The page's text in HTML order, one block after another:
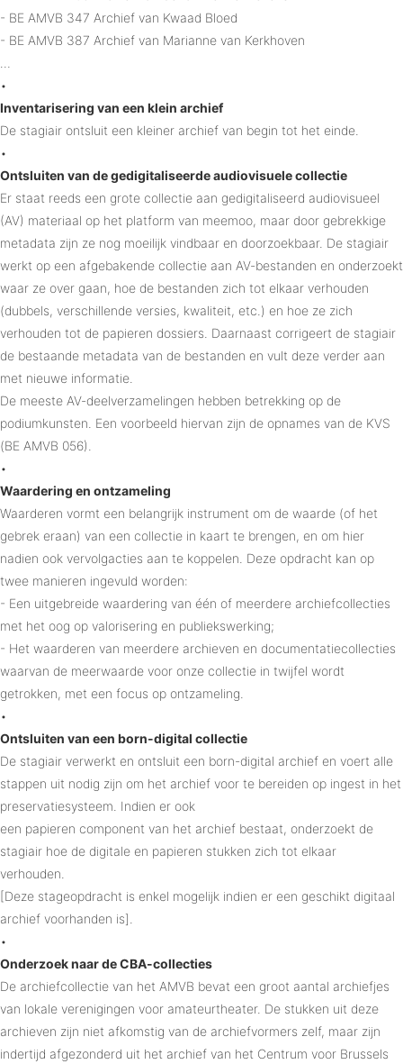
- BE AMVB 347 Archief van Kwaad Bloed
- BE AMVB 387 Archief van Marianne van Kerkhoven
•
Inventarisering van een klein archief
De stagiair ontsluit een kleiner archief van begin tot het einde.
•
Ontsluiten van de gedigitaliseerde audiovisuele collectie
Er staat reeds een grote collectie aan gedigitaliseerd audiovisueel
(AV) materiaal op het platform van meemoo, maar door gebrekkige
metadata zijn ze nog moeilijk vindbaar en doorzoekbaar. De stagiair
werkt op een afgebakende collectie aan AV-bestanden en onderzoekt
waar ze over gaan, hoe de bestanden zich tot elkaar verhouden
(dubbels, verschillende versies, kwaliteit, etc.) en hoe ze zich
verhouden tot de papieren dossiers. Daarnaast corrigeert de stagiair
de bestaande metadata van de bestanden en vult deze verder aan
met nieuwe informatie.
De meeste AV-deelverzamelingen hebben betrekking op de
podiumkunsten. Een voorbeeld hiervan zijn de opnames van de KVS
(BE AMVB 056).
•
Waardering en ontzameling
Waarderen vormt een belangrijk instrument om de waarde (of het
gebrek eraan) van een collectie in kaart te brengen, en om hier
nadien ook vervolgacties aan te koppelen. Deze opdracht kan op
twee manieren ingevuld worden:
- Een uitgebreide waardering van één of meerdere archiefcollecties
met het oog op valorisering en publiekswerking;
- Het waarderen van meerdere archieven en documentatiecollecties
waarvan de meerwaarde voor onze collectie in twijfel wordt
getrokken, met een focus op ontzameling.
•
Ontsluiten van een born-digital collectie
De stagiair verwerkt en ontsluit een born-digital archief en voert alle
stappen uit nodig zijn om het archief voor te bereiden op ingest in het
preservatiesysteem. Indien er ook
een papieren component van het archief bestaat, onderzoekt de
stagiair hoe de digitale en papieren stukken zich tot elkaar
verhouden.
[Deze stageopdracht is enkel mogelijk indien er een geschikt digitaal
archief voorhanden is].
•
Onderzoek naar de CBA-collecties
De archiefcollectie van het AMVB bevat een groot aantal archiefjes
van lokale verenigingen voor amateurtheater. De stukken uit deze
archieven zijn niet afkomstig van de archiefvormers zelf, maar zijn
indertijd afgezonderd uit het archief van het Centrum voor Brussels